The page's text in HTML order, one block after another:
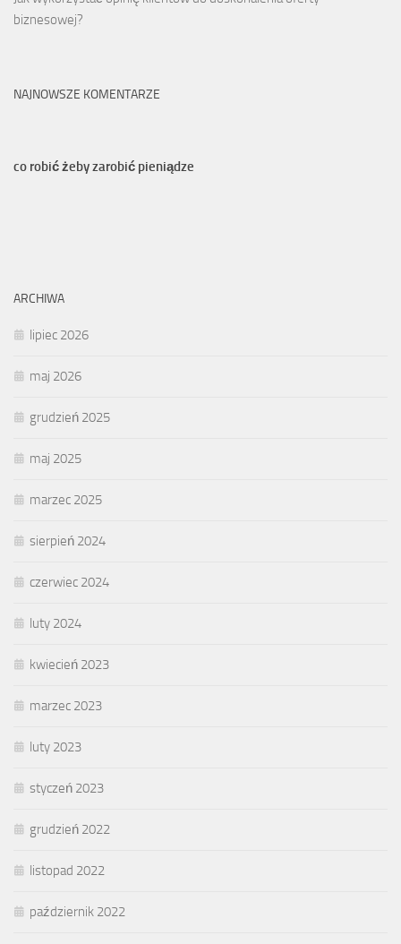
biznesowej?
NAJNOWSZE KOMENTARZE
co robić żeby zarobić pieniądze
ARCHIWA
lipiec 2026
maj 2026
grudzień 2025
maj 2025
marzec 2025
sierpień 2024
czerwiec 2024
luty 2024
kwiecień 2023
marzec 2023
luty 2023
styczeń 2023
grudzień 2022
listopad 2022
październik 2022